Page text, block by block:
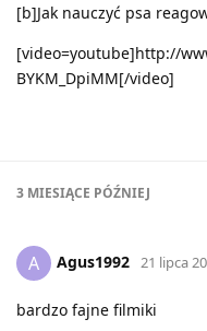
[b]Jak nauczyć psa
[video=youtube]http://
BYKM_DpiMM[/video]
3 MIESIĄCE PÓŹNIEJ
A Agus1992 21 lipca
bardzo fajne filmiki